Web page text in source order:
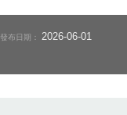
發布日期：2026-06-01